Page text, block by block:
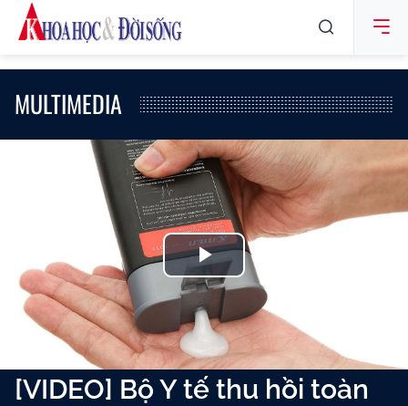
MULTIMEDIA
Play
Video
[VIDEO] Bộ Y tế thu hồi toàn